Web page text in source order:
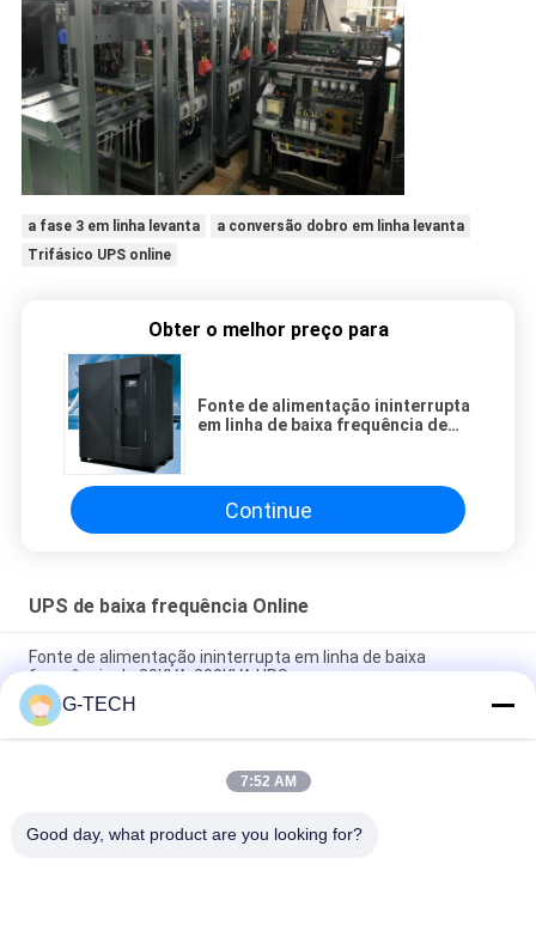
a fase 3 em linha levanta
a conversão dobro em linha levanta
Trifásico UPS online
Obter o melhor preço para
Fonte de alimentação ininterrupta
em linha de baixa frequência de
Continue
UPS de baixa frequência Online
Fonte de alimentação ininterrupta em linha de baixa
frequência de 20KVA-200KVA UPS
Três fases UPS em linha de baixa frequência com a
microplaqueta eficiente alta de DSP
Em linha trifásico de baixa frequência levanta, conversão
G-TECH
7:52 AM
Good day, what product are you looking for?